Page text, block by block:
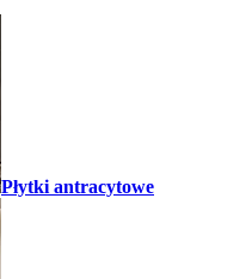
Płytki antracytowe